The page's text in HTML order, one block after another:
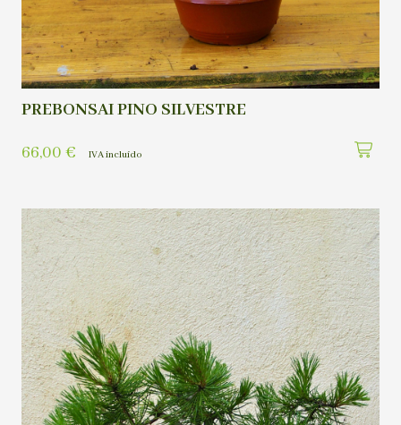
PREBONSAI PINO SILVESTRE
66,00 € IVA incluído